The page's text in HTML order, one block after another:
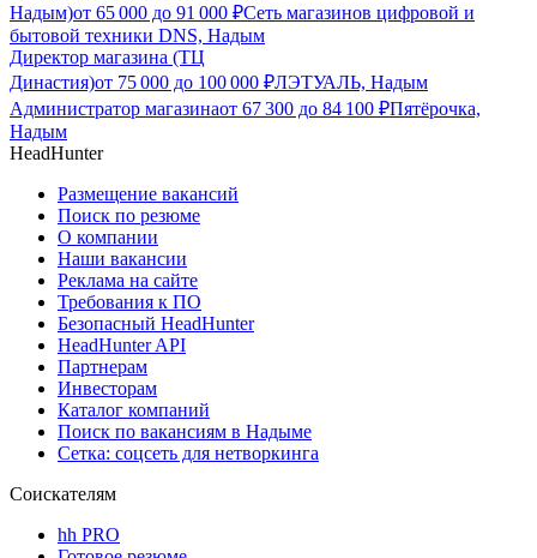
Надым)от 65 000 до 91 000 ₽Сеть магазинов цифровой и
бытовой техники DNS, Надым
Директор магазина (ТЦ
Династия)от 75 000 до 100 000 ₽ЛЭТУАЛЬ, Надым
Администратор магазинаот 67 300 до 84 100 ₽Пятёрочка,
Надым
HeadHunter
Размещение вакансий
Поиск по резюме
О компании
Наши вакансии
Реклама на сайте
Требования к ПО
Безопасный HeadHunter
HeadHunter API
Партнерам
Инвесторам
Каталог компаний
Поиск по вакансиям в Надыме
Сетка: соцсеть для нетворкинга
Соискателям
hh PRO